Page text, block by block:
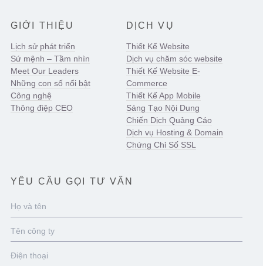
GIỚI THIỆU
Lịch sử phát triển
Sứ mệnh – Tầm nhìn
Meet Our Leaders
Những con số nổi bật
Công nghệ
Thông điệp CEO
DỊCH VỤ
Thiết Kế Website
Dịch vụ chăm sóc website
Thiết Kế Website E-
Commerce
Thiết Kế App Mobile
Sáng Tạo Nội Dung
Chiến Dịch Quảng Cáo
Dịch vụ Hosting & Domain
Chứng Chỉ Số SSL
YÊU CẦU GỌI TƯ VẤN